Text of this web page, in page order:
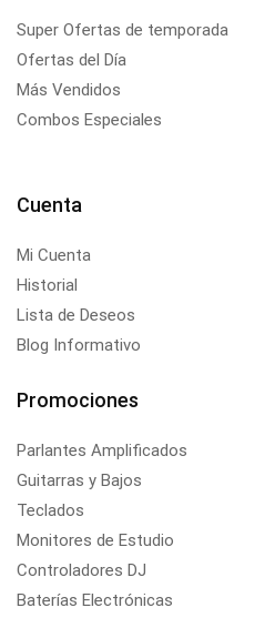
Super Ofertas de temporada
Ofertas del Día
Más Vendidos
Combos Especiales
Cuenta
Mi Cuenta
Historial
Lista de Deseos
Blog Informativo
Promociones
Parlantes Amplificados
Guitarras y Bajos
Teclados
Monitores de Estudio
Controladores DJ
Baterías Electrónicas